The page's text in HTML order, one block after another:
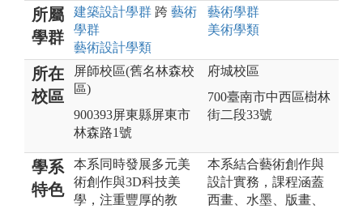
所屬
學群
建築設計學群 跨 藝術
學群
藝術設計學類
藝術學群
美術學類
所在
校區
屏師校區(舊名林森校
區)
900393屏東縣屏東市
林森路1號
府城校區
700臺南市中西區樹林
街二段33號
學系
特色
本系同時發展多元美
術創作與3D科技美
學，注重豐厚的教
本系結合藝術創作與
設計實務，課程涵蓋
西畫、水墨、版畫、